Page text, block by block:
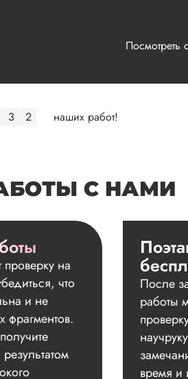
2
3 наших работ!
С НАМИ
на
что
и не
фрагментов.
После
работы
время и